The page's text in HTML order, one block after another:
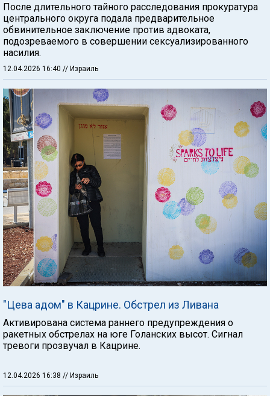
После длительного тайного расследования прокуратура
центрального округа подала предварительное
обвинительное заключение против адвоката,
подозреваемого в совершении сексуализированного
насилия.
12.04.2026 16:40 // Израиль
"Цева адом" в Кацрине. Обстрел из Ливана
Активирована система раннего предупреждения о
ракетных обстрелах на юге Голанских высот. Сигнал
тревоги прозвучал в Кацрине.
12.04.2026 16:38 // Израиль